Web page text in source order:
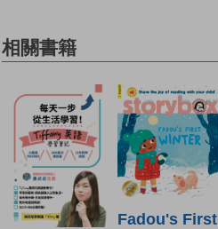
相關書籍
Fadou's First